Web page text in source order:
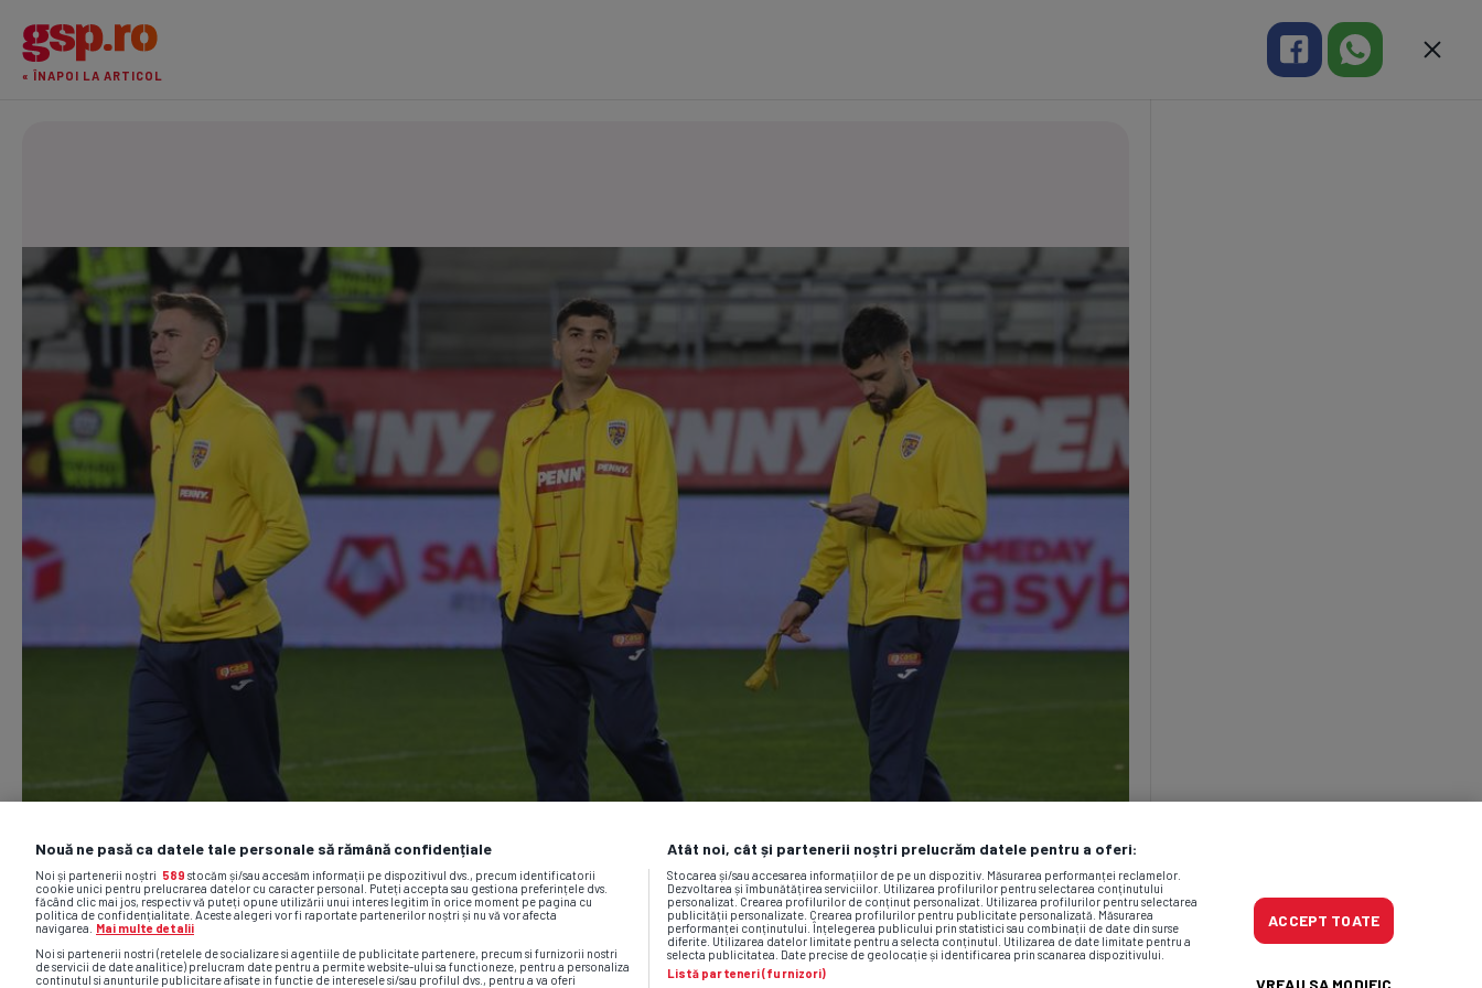
« ÎNAPOI LA ARTICOL
Nouă ne pasă ca datele tale personale să rămână confidențiale
Noi și partenerii noștri 589 stocăm și/sau accesăm informații pe dispozitivul dvs., precum identificatorii
cookie unici pentru prelucrarea datelor cu caracter personal. Puteți accepta sau gestiona preferințele dvs.
făcând clic mai jos, respectiv vă puteți opune utilizării unui interes legitim în orice moment pe pagina cu
politica de confidențialitate. Aceste alegeri vor fi raportate partenerilor noștri și nu vă vor afecta
navigarea.
Mai multe detalii
Noi si partenerii nostri (retelele de socializare si agentiile de publicitate partenere, precum si furnizorii nostri
de servicii de date analitice) prelucram date pentru a permite website-ului sa functioneze, pentru a personaliza
continutul si anunturile publicitare afisate in functie de interesele si/sau profilul dvs., pentru a va oferi
Atât noi, cât și partenerii noștri prelucrăm datele pentru a oferi:
Stocarea și/sau accesarea informațiilor de pe un dispozitiv. Măsurarea performanței reclamelor.
Dezvoltarea și îmbunătățirea serviciilor. Utilizarea profilurilor pentru selectarea conținutului
personalizat. Crearea profilurilor de conținut personalizat. Utilizarea profilurilor pentru selectarea
publicității personalizate. Crearea profilurilor pentru publicitate personalizată. Măsurarea
performanței conținutului. Înțelegerea publicului prin statistici sau combinații de date din surse
diferite. Utilizarea datelor limitate pentru a selecta conținutul. Utilizarea de date limitate pentru a
selecta publicitatea. Date precise de geolocație și identificarea prin scanarea dispozitivului.
Listă parteneri (furnizori)
ACCEPT TOATE
VREAU SA MODIFIC